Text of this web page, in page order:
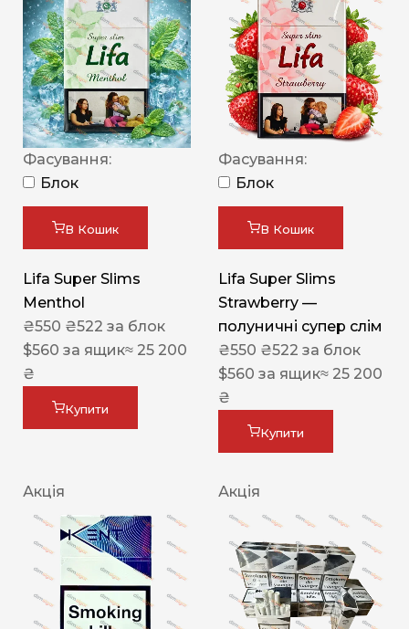
Фасування:
Блок
В Кошик
Lifa Super Slims
Menthol
₴550 ₴522 за блок
$560 за ящик≈ 25 200
₴
Купити
Фасування:
Блок
В Кошик
Lifa Super Slims
Strawberry —
полуничні супер слім
₴550 ₴522 за блок
$560 за ящик≈ 25 200
₴
Купити
Акція Акція